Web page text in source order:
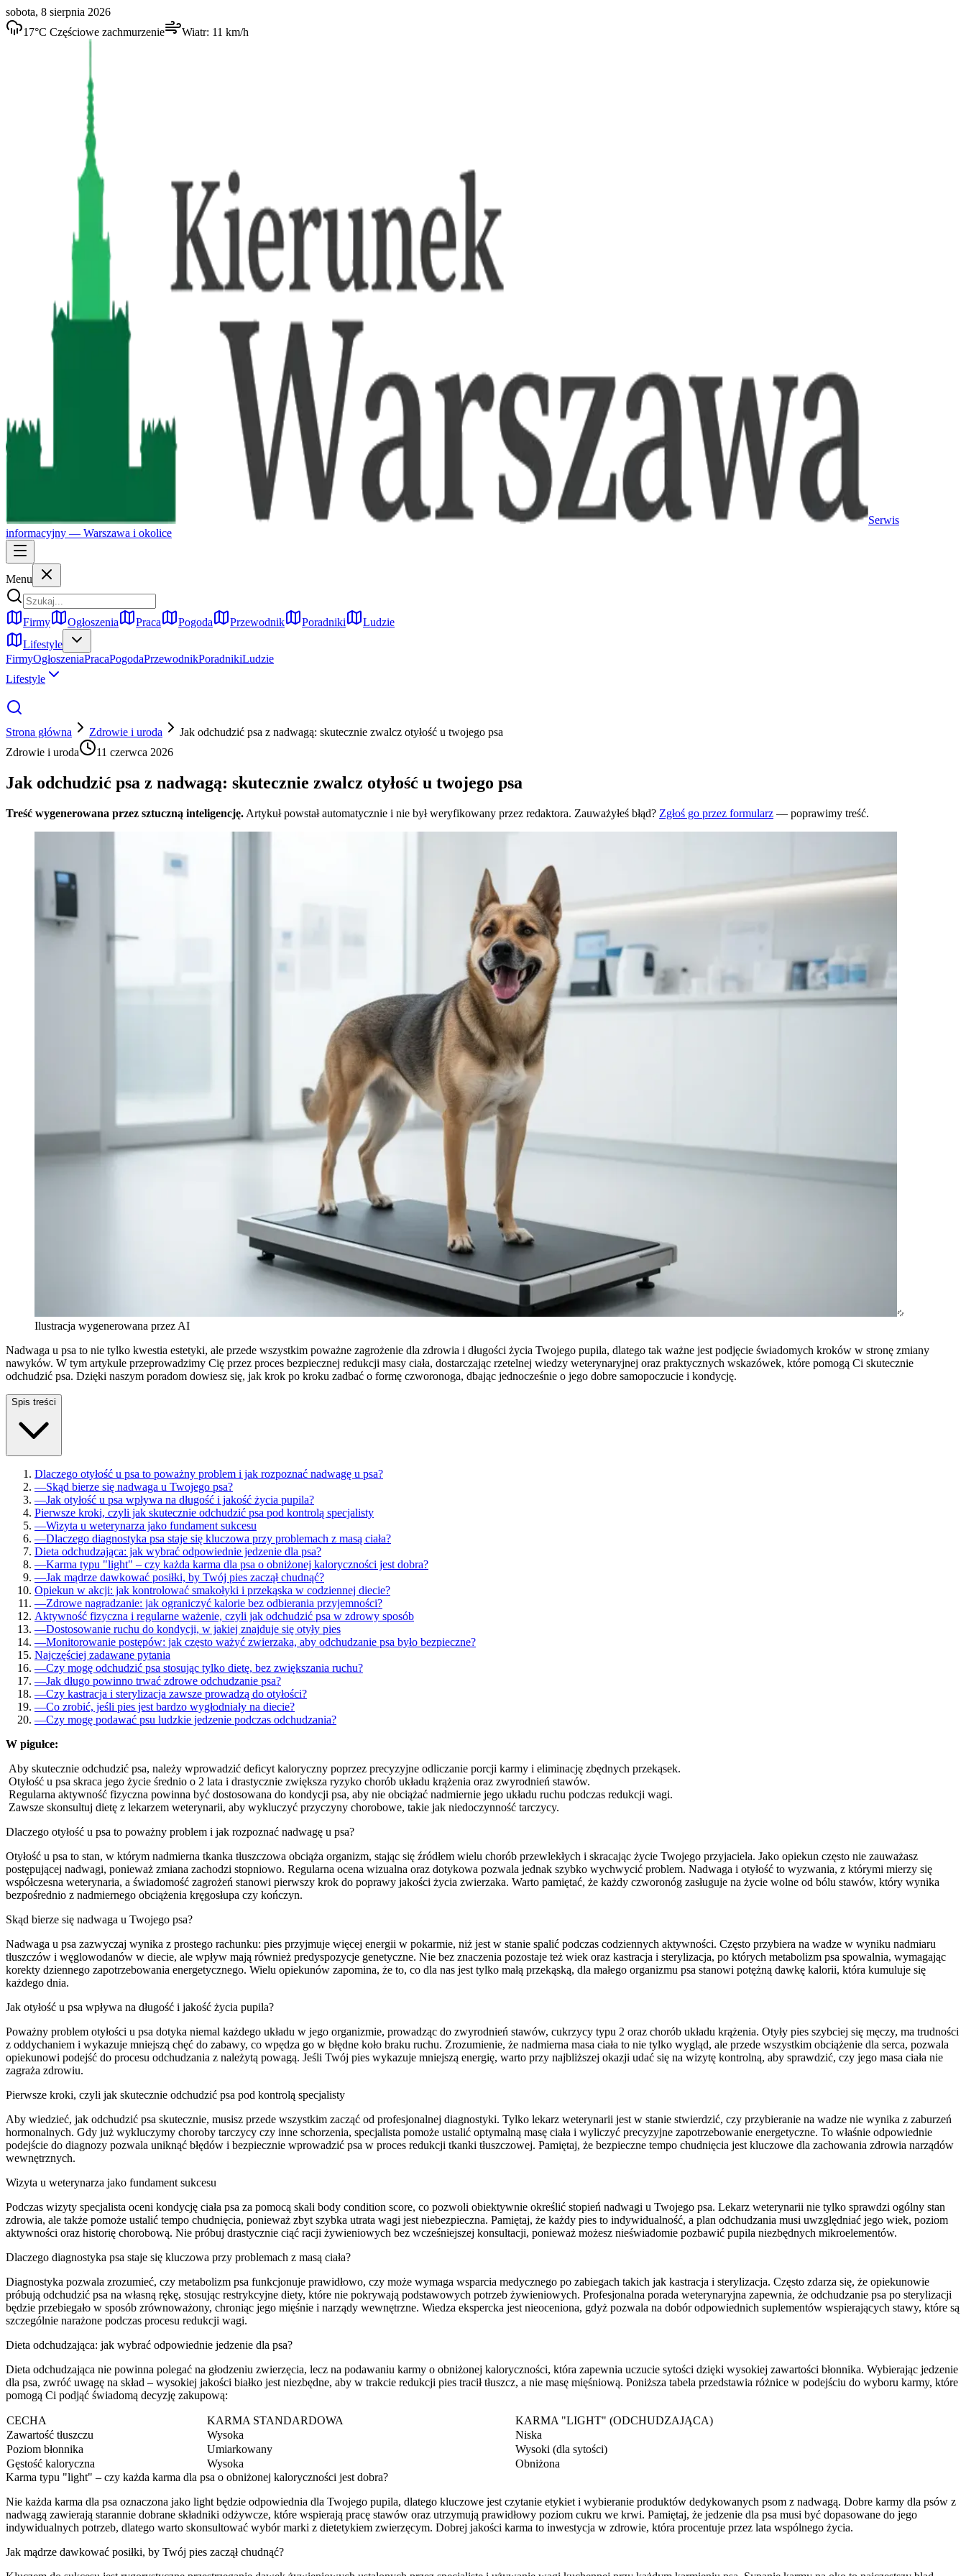
sobota, 8 sierpnia 2026
17°C Częściowe zachmurzenie Wiatr: 11 km/h
Serwis
informacyjny — Warszawa i okolice
Menu
Firmy Ogłoszenia Praca Pogoda Przewodnik Poradniki
Ludzie
Lifestyle
FirmyOgłoszeniaPracaPogodaPrzewodnikPoradnikiLudzie
Lifestyle
Strona główna Zdrowie i uroda
Jak odchudzić psa z nadwagą: skutecznie zwalcz otyłość u twojego psa
Zdrowie i uroda
11 czerwca 2026
Jak odchudzić psa z nadwagą: skutecznie zwalcz otyłość u twojego psa
Treść wygenerowana przez sztuczną inteligencję. Artykuł powstał automatycznie i nie był weryfikowany przez redaktora. Zauważyłeś błąd? Zgłoś go przez formularz — poprawimy treść.
Ilustracja wygenerowana przez AI
Nadwaga u psa to nie tylko kwestia estetyki, ale przede wszystkim poważne zagrożenie dla zdrowia i długości życia Twojego pupila, dlatego tak ważne jest podjęcie świadomych kroków w stronę zmiany
nawyków. W tym artykule przeprowadzimy Cię przez proces bezpiecznej redukcji masy ciała, dostarczając rzetelnej wiedzy weterynaryjnej oraz praktycznych wskazówek, które pomogą Ci skutecznie
odchudzić psa. Dzięki naszym poradom dowiesz się, jak krok po kroku zadbać o formę czworonoga, dbając jednocześnie o jego dobre samopoczucie i kondycję.
Spis treści
Dlaczego otyłość u psa to poważny problem i jak rozpoznać nadwagę u psa?
—Skąd bierze się nadwaga u Twojego psa?
—Jak otyłość u psa wpływa na długość i jakość życia pupila?
Pierwsze kroki, czyli jak skutecznie odchudzić psa pod kontrolą specjalisty
—Wizyta u weterynarza jako fundament sukcesu
—Dlaczego diagnostyka psa staje się kluczowa przy problemach z masą ciała?
Dieta odchudzająca: jak wybrać odpowiednie jedzenie dla psa?
—Karma typu "light" – czy każda karma dla psa o obniżonej kaloryczności jest dobra?
—Jak mądrze dawkować posiłki, by Twój pies zaczął chudnąć?
Opiekun w akcji: jak kontrolować smakołyki i przekąska w codziennej diecie?
—Zdrowe nagradzanie: jak ograniczyć kalorie bez odbierania przyjemności?
Aktywność fizyczna i regularne ważenie, czyli jak odchudzić psa w zdrowy sposób
—Dostosowanie ruchu do kondycji, w jakiej znajduje się otyły pies
—Monitorowanie postępów: jak często ważyć zwierzaka, aby odchudzanie psa było bezpieczne?
Najczęściej zadawane pytania
—Czy mogę odchudzić psa stosując tylko dietę, bez zwiększania ruchu?
—Jak długo powinno trwać zdrowe odchudzanie psa?
—Czy kastracja i sterylizacja zawsze prowadzą do otyłości?
—Co zrobić, jeśli pies jest bardzo wygłodniały na diecie?
—Czy mogę podawać psu ludzkie jedzenie podczas odchudzania?
W pigułce:
Aby skutecznie odchudzić psa, należy wprowadzić deficyt kaloryczny poprzez precyzyjne odliczanie porcji karmy i eliminację zbędnych przekąsek.
Otyłość u psa skraca jego życie średnio o 2 lata i drastycznie zwiększa ryzyko chorób układu krążenia oraz zwyrodnień stawów.
Regularna aktywność fizyczna powinna być dostosowana do kondycji psa, aby nie obciążać nadmiernie jego układu ruchu podczas redukcji wagi.
Zawsze skonsultuj dietę z lekarzem weterynarii, aby wykluczyć przyczyny chorobowe, takie jak niedoczynność tarczycy.
Dlaczego otyłość u psa to poważny problem i jak rozpoznać nadwagę u psa?
Otyłość u psa to stan, w którym nadmierna tkanka tłuszczowa obciąża organizm, stając się źródłem wielu chorób przewlekłych i skracając życie Twojego przyjaciela. Jako opiekun często nie zauważasz
postępującej nadwagi, ponieważ zmiana zachodzi stopniowo. Regularna ocena wizualna oraz dotykowa pozwala jednak szybko wychwycić problem. Nadwaga i otyłość to wyzwania, z którymi mierzy się
współczesna weterynaria, a świadomość zagrożeń stanowi pierwszy krok do poprawy jakości życia zwierzaka. Warto pamiętać, że każdy czworonóg zasługuje na życie wolne od bólu stawów, który wynika
bezpośrednio z nadmiernego obciążenia kręgosłupa czy kończyn.
Skąd bierze się nadwaga u Twojego psa?
Nadwaga u psa zazwyczaj wynika z prostego rachunku: pies przyjmuje więcej energii w pokarmie, niż jest w stanie spalić podczas codziennych aktywności. Często przybiera na wadze w wyniku nadmiaru
tłuszczów i węglowodanów w diecie, ale wpływ mają również predyspozycje genetyczne. Nie bez znaczenia pozostaje też wiek oraz kastracja i sterylizacja, po których metabolizm psa spowalnia, wymagając
korekty dziennego zapotrzebowania energetycznego. Wielu opiekunów zapomina, że to, co dla nas jest tylko małą przekąską, dla małego organizmu psa stanowi potężną dawkę kalorii, która kumuluje się
każdego dnia.
Jak otyłość u psa wpływa na długość i jakość życia pupila?
Poważny problem otyłości u psa dotyka niemal każdego układu w jego organizmie, prowadząc do zwyrodnień stawów, cukrzycy typu 2 oraz chorób układu krążenia. Otyły pies szybciej się męczy, ma trudności
z oddychaniem i wykazuje mniejszą chęć do zabawy, co wpędza go w błędne koło braku ruchu. Zrozumienie, że nadmierna masa ciała to nie tylko wygląd, ale przede wszystkim obciążenie dla serca, pozwala
opiekunowi podejść do procesu odchudzania z należytą powagą. Jeśli Twój pies wykazuje mniejszą energię, warto przy najbliższej okazji udać się na wizytę kontrolną, aby sprawdzić, czy jego masa ciała nie
zagraża zdrowiu.
Pierwsze kroki, czyli jak skutecznie odchudzić psa pod kontrolą specjalisty
Aby wiedzieć, jak odchudzić psa skutecznie, musisz przede wszystkim zacząć od profesjonalnej diagnostyki. Tylko lekarz weterynarii jest w stanie stwierdzić, czy przybieranie na wadze nie wynika z zaburzeń
hormonalnych. Gdy już wykluczymy choroby tarczycy czy inne schorzenia, specjalista pomoże ustalić optymalną masę ciała i wyliczyć precyzyjne zapotrzebowanie energetyczne. To właśnie odpowiednie
podejście do diagnozy pozwala uniknąć błędów i bezpiecznie wprowadzić psa w proces redukcji tkanki tłuszczowej. Pamiętaj, że bezpieczne tempo chudnięcia jest kluczowe dla zachowania zdrowia narządów
wewnętrznych.
Wizyta u weterynarza jako fundament sukcesu
Podczas wizyty specjalista oceni kondycję ciała psa za pomocą skali body condition score, co pozwoli obiektywnie określić stopień nadwagi u Twojego psa. Lekarz weterynarii nie tylko sprawdzi ogólny stan
zdrowia, ale także pomoże ustalić tempo chudnięcia, ponieważ zbyt szybka utrata wagi jest niebezpieczna. Pamiętaj, że każdy pies to indywidualność, a plan odchudzania musi uwzględniać jego wiek, poziom
aktywności oraz historię chorobową. Nie próbuj drastycznie ciąć racji żywieniowych bez wcześniejszej konsultacji, ponieważ możesz nieświadomie pozbawić pupila niezbędnych mikroelementów.
Dlaczego diagnostyka psa staje się kluczowa przy problemach z masą ciała?
Diagnostyka pozwala zrozumieć, czy metabolizm psa funkcjonuje prawidłowo, czy może wymaga wsparcia medycznego po zabiegach takich jak kastracja i sterylizacja. Często zdarza się, że opiekunowie
próbują odchudzić psa na własną rękę, stosując restrykcyjne diety, które nie pokrywają podstawowych potrzeb żywieniowych. Profesjonalna porada weterynaryjna zapewnia, że odchudzanie psa po sterylizacji
będzie przebiegało w sposób zrównoważony, chroniąc jego mięśnie i narządy wewnętrzne. Wiedza ekspercka jest nieoceniona, gdyż pozwala na dobór odpowiednich suplementów wspierających stawy, które są
szczególnie narażone podczas procesu redukcji wagi.
Dieta odchudzająca: jak wybrać odpowiednie jedzenie dla psa?
Dieta odchudzająca nie powinna polegać na głodzeniu zwierzęcia, lecz na podawaniu karmy o obniżonej kaloryczności, która zapewnia uczucie sytości dzięki wysokiej zawartości błonnika. Wybierając jedzenie
dla psa, zwróć uwagę na skład – wysokiej jakości białko jest niezbędne, aby w trakcie redukcji pies tracił tłuszcz, a nie masę mięśniową. Poniższa tabela przedstawia różnice w podejściu do wyboru karmy, które
pomogą Ci podjąć świadomą decyzję zakupową:
CECHA KARMA STANDARDOWA
KARMA "LIGHT" (ODCHUDZAJĄCA)
Zawartość tłuszczu
Wysoka
Niska
Poziom błonnika
Umiarkowany
Wysoki (dla sytości)
Gęstość kaloryczna
Wysoka
Obniżona
Karma typu "light" – czy każda karma dla psa o obniżonej kaloryczności jest dobra?
Nie każda karma dla psa oznaczona jako light będzie odpowiednia dla Twojego pupila, dlatego kluczowe jest czytanie etykiet i wybieranie produktów dedykowanych psom z nadwagą. Dobre karmy dla psów z
nadwagą zawierają starannie dobrane składniki odżywcze, które wspierają pracę stawów oraz utrzymują prawidłowy poziom cukru we krwi. Pamiętaj, że jedzenie dla psa musi być dopasowane do jego
indywidualnych potrzeb, dlatego warto skonsultować wybór marki z dietetykiem zwierzęcym. Dobrej jakości karma to inwestycja w zdrowie, która procentuje przez lata wspólnego życia.
Jak mądrze dawkować posiłki, by Twój pies zaczął chudnąć?